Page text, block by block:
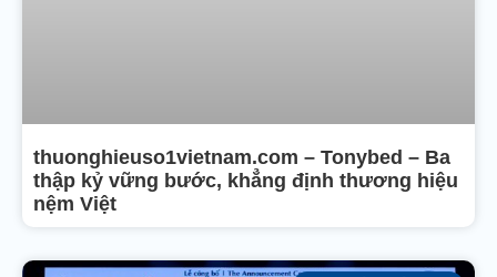
thuonghieuso1vietnam.com – Tonybed – Ba
thập kỷ vững bước, khẳng định thương hiệu
nệm Việt